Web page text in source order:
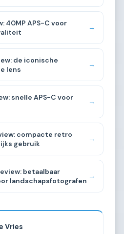
40MP APS-C voor
→
de iconische
lens
→
snelle APS-C voor
→
compacte retro
gebruik
→
betaalbaar
landschapsfotografen
→
Vries